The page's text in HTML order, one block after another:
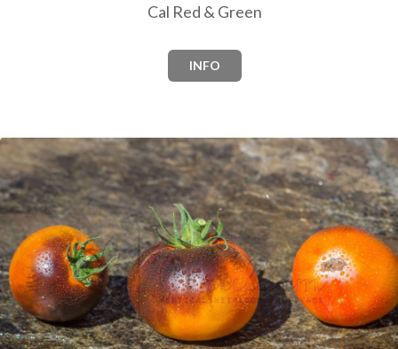
Cal Red & Green
INFO